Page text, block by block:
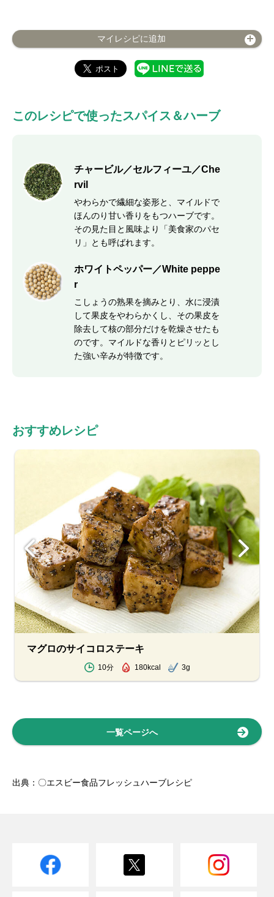
マイレシピに追加
このレシピで使ったスパイス＆ハーブ
チャービル／セルフィーユ／Che
rvil
やわらかで繊細な姿形と、マイルドで
ほんのり甘い香りをもつハーブです。
その見た目と風味より「美食家のパセ
リ」とも呼ばれます。
ホワイトペッパー／White peppe
r
こしょうの熟果を摘みとり、水に浸漬
して果皮をやわらかくし、その果皮を
除去して核の部分だけを乾燥させたも
のです。マイルドな香りとピリッとし
た強い辛みが特徴です。
おすすめレシピ
マグロのサイコロステーキ
10分 180kcal 3g
一覧ページへ
出典：〇エスビー食品フレッシュハーブレシピ